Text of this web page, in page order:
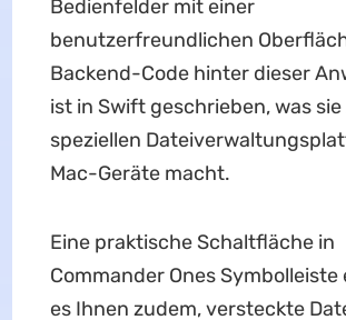
Bedienfelder mit einer
benutzerfreundlichen
Backend-Code hinter dieser
ist in Swift geschrieben, was
speziellen
Mac-Geräte macht.
Eine praktische Schaltfläche in
Commander Ones
es Ihnen zudem, versteckte